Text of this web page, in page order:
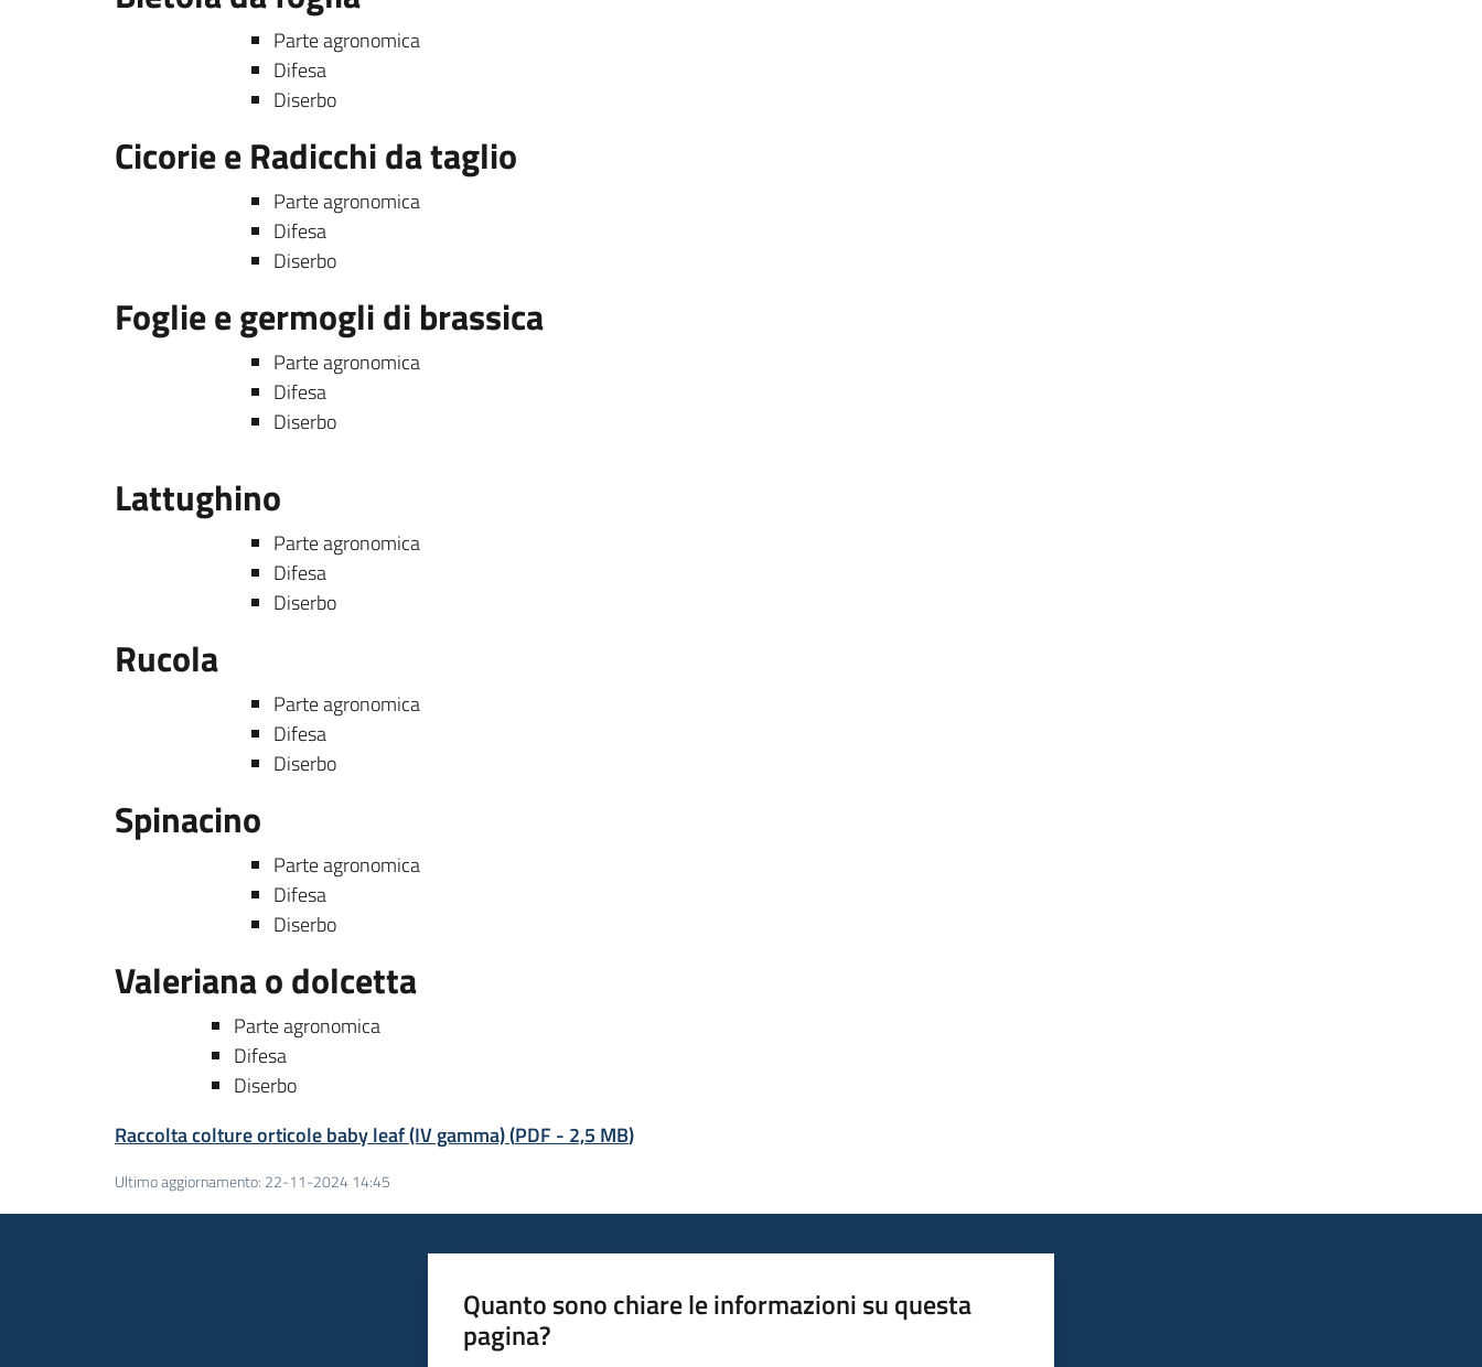
Parte agronomica
Difesa
Diserbo
Cicorie e Radicchi da taglio
Parte agronomica
Difesa
Diserbo
Foglie e germogli di brassica
Parte agronomica
Difesa
Diserbo
Lattughino
Parte agronomica
Difesa
Diserbo
Rucola
Parte agronomica
Difesa
Diserbo
Spinacino
Parte agronomica
Difesa
Diserbo
Valeriana o dolcetta
Parte agronomica
Difesa
Diserbo
Raccolta colture orticole baby leaf (IV gamma)(PDF - 2,5 MB)
Ultimo aggiornamento: 22-11-2024 14:45
Quanto sono chiare le informazioni su questa
pagina?